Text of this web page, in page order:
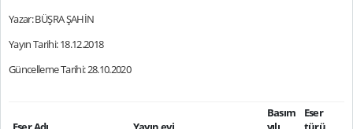
Yazar: BÜŞRA ŞAHİN
Yayın Tarihi: 18.12.2018
Güncelleme Tarihi: 28.10.2020
Basım
Eser